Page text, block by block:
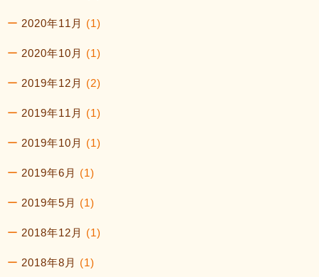
2020年11月 (1)
2020年10月 (1)
2019年12月 (2)
2019年11月 (1)
2019年10月 (1)
2019年6月 (1)
2019年5月 (1)
2018年12月 (1)
2018年8月 (1)